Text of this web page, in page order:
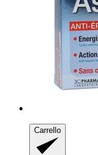
Carrello